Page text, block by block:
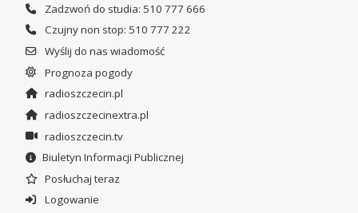
Zadzwoń do studia: 510 777 666
Czujny non stop: 510 777 222
Wyślij do nas wiadomość
Prognoza pogody
radioszczecin.pl
radioszczecinextra.pl
radioszczecin.tv
Biuletyn Informacji Publicznej
Posłuchaj teraz
Logowanie